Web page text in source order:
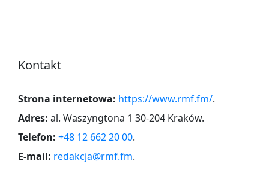
Kontakt
Strona internetowa: https://www.rmf.fm/.
Adres: al. Waszyngtona 1 30-204 Kraków.
Telefon: +48 12 662 20 00.
E-mail: redakcja@rmf.fm.